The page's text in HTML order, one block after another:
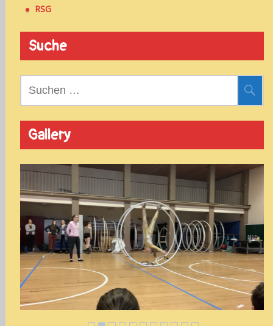
RSG
Suche
Suchen
Gallery